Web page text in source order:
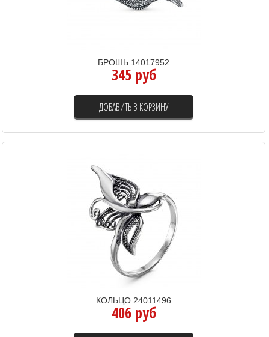
БРОШЬ 14017952
345 руб
ДОБАВИТЬ В КОРЗИНУ
КОЛЬЦО 24011496
406 руб